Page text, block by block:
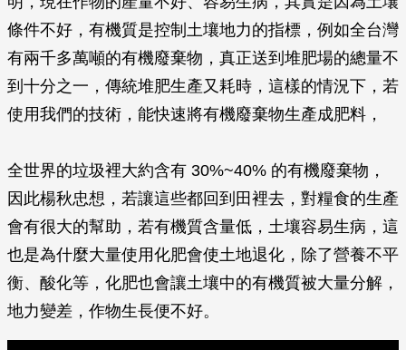
條件不好，有機質是控制土壤地力的指標，例如全台灣
有兩千多萬噸的有機廢棄物，真正送到堆肥場的總量不
到十分之一，傳統堆肥生產又耗時，這樣的情況下，若
使用我們的技術，能快速將有機廢棄物生產成肥料，
全世界的垃圾裡大約含有 30%~40% 的有機廢棄物，
因此楊秋忠想，若讓這些都回到田裡去，對糧食的生產
會有很大的幫助，若有機質含量低，土壤容易生病，這
也是為什麼大量使用化肥會使土地退化，除了營養不平
衡、酸化等，化肥也會讓土壤中的有機質被大量分解，
地力變差，作物生長便不好。